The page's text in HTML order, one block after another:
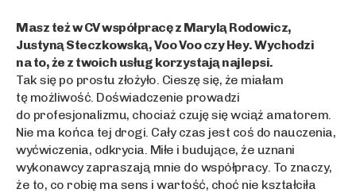
Masz też w CV współpracę z Marylą Rodowicz,
Justyną Steczkowską, Voo Voo czy Hey. Wychodzi
na to, że z twoich usług korzystają najlepsi.
Tak się po prostu złożyło. Cieszę się, że miałam
tę możliwość. Doświadczenie prowadzi
do profesjonalizmu, chociaż czuję się wciąż amatorem.
Nie ma końca tej drogi. Cały czas jest coś do nauczenia,
wyćwiczenia, odkrycia. Miłe i budujące, że uznani
wykonawcy zapraszają mnie do współpracy. To znaczy,
że to, co robię ma sens i wartość, choć nie kształciła